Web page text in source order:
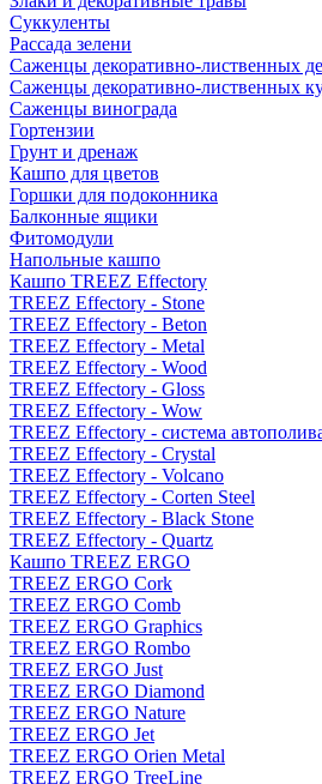
Суккуленты
Рассада зелени
Саженцы декоративно-лиственных
Саженцы декоративно-лиственных
Саженцы винограда
Гортензии
Грунт и дренаж
Кашпо для цветов
Горшки для подоконника
Балконные ящики
Фитомодули
Напольные кашпо
Кашпо TREEZ Effectory
TREEZ Effectory - Stone
TREEZ Effectory - Beton
TREEZ Effectory - Metal
TREEZ Effectory - Wood
TREEZ Effectory - Gloss
TREEZ Effectory - Wow
TREEZ Effectory - система
TREEZ Effectory - Crystal
TREEZ Effectory - Volcano
TREEZ Effectory - Corten Steel
TREEZ Effectory - Black Stone
TREEZ Effectory - Quartz
Кашпо TREEZ ERGO
TREEZ ERGO Cork
TREEZ ERGO Comb
TREEZ ERGO Graphics
TREEZ ERGO Rombo
TREEZ ERGO Just
TREEZ ERGO Diamond
TREEZ ERGO Nature
TREEZ ERGO Jet
TREEZ ERGO Orien Metal
TREEZ ERGO TreeLine